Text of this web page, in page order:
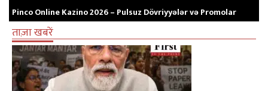
Pinco Online Kazino 2026 – Pulsuz Dövriyyələr və Promolar
ताज़ा खबरें